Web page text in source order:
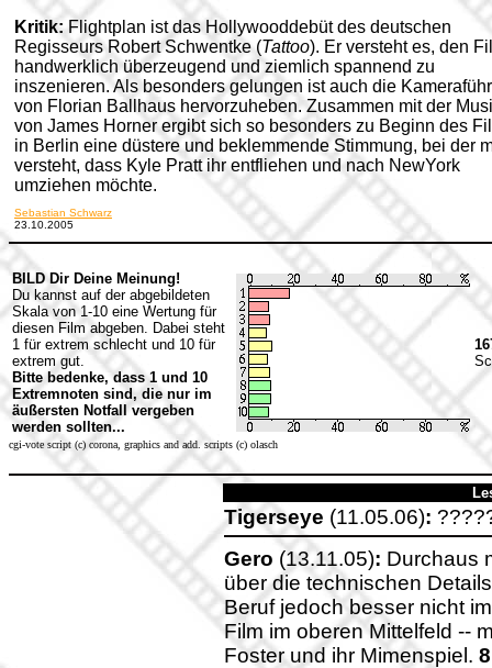
Kritik: Flightplan ist das Hollywooddebüt des deutschen
Regisseurs Robert Schwentke (Tattoo). Er versteht es, den
handwerklich überzeugend und ziemlich spannend zu
inszenieren. Als besonders gelungen ist auch die
von Florian Ballhaus hervorzuheben. Zusammen mit der
von James Horner ergibt sich so besonders zu Beginn des
in Berlin eine düstere und beklemmende Stimmung, bei der
versteht, dass Kyle Pratt ihr entfliehen und nach NewYork
umziehen möchte.
Sebastian Schwarz
23.10.2005
BILD Dir Deine Meinung!
Du kannst auf der abgebildeten
Skala von 1-10 eine Wertung für
diesen Film abgeben. Dabei steht
1 für extrem schlecht und 10 für
extrem gut.
Bitte bedenke, dass 1 und 10
Extremnoten sind, die nur im
äußersten Notfall vergeben
werden sollten...
cgi-vote script (c) corona, graphics and add. scripts (c) olasch
Tigerseye (11.05.06):
Gero (13.11.05): Durchaus
über die technischen
Beruf jedoch besser nicht
Film im oberen Mittelfeld --
Foster und ihr Mimenspiel.